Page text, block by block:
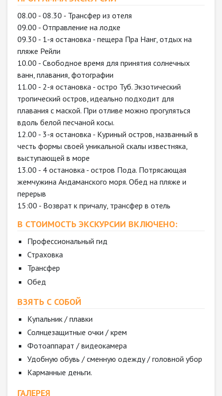
08.00 - 08.30 - Трансфер из отеля
09.00 - Отправление на лодке
09.30 - 1-я остановка - пещера Пра Нанг, отдых на
пляже Рейли
10.00 - Свободное время для принятия солнечных
ванн, плавания, фотографии
11.00 - 2-я остановка - остро Туб. Экзотический
тропический остров, идеально подходит для
плавания с маской. При отливе можно прогуляться
вдоль белой песчаной косы.
12.00 - 3-я остановка - Куриный остров, названный в
честь формы своей уникальной скалы известняка,
выступающей в море
13.00 - 4 остановка - остров Пода. Потрясающая
жемчужина Андаманского моря. Обед на пляже и
перерыв
15:00 - Возврат к причалу, трансфер в отель
В СТОИМОСТЬ ЭКСКУРСИИ ВКЛЮЧЕНО:
Профессиональный гид
Страховка
Трансфер
Обед
ВЗЯТЬ С СОБОЙ
Купальник / плавки
Солнцезащитные очки / крем
Фотоаппарат / видеокамера
Удобную обувь / сменную одежду / головной убор
Карманные деньги.
ГАЛЕРЕЯ